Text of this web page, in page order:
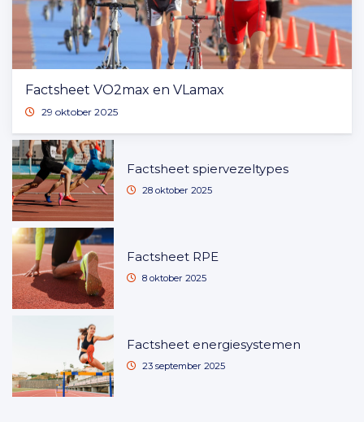
Factsheet VO2max en VLamax
29 oktober 2025
Factsheet spiervezeltypes
28 oktober 2025
Factsheet RPE
8 oktober 2025
Factsheet energiesystemen
23 september 2025